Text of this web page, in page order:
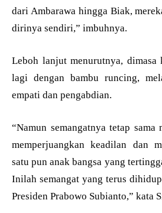
dari Ambarawa hingga Biak,
dirinya sendiri,” imbuhnya.
Leboh lanjut menurutnya,
lagi dengan bambu runcing,
empati dan pengabdian.
“Namun semangatnya tetap sama
memperjuangkan keadilan dan
satu pun anak bangsa yang
Inilah semangat yang terus
Presiden Prabowo Subianto,” kata